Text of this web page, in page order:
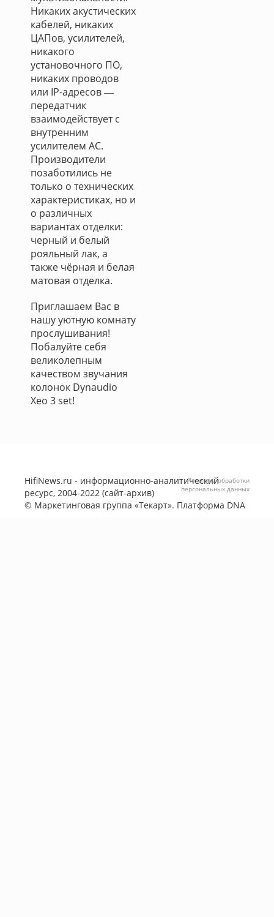
Никаких акустических
кабелей, никаких
ЦАПов, усилителей,
никакого
установочного ПО,
никаких проводов
или IP-адресов ―
передатчик
взаимодействует с
внутренним
усилителем АС.
Производители
позаботились не
только о технических
характеристиках, но и
о различных
вариантах отделки:
черный и белый
рояльный лак, а
также чёрная и белая
матовая отделка.
Приглашаем Вас в
нашу уютную комнату
прослушивания!
Побалуйте себя
великолепным
качеством звучания
колонок Dynaudio
Xeo 3 set!
HifiNews.ru - информационно-аналитический
ресурс, 2004-2022 (сайт-архив)
© Маркетинговая группа «Текарт». Платформа DNA
Политика обработки
персональных данных